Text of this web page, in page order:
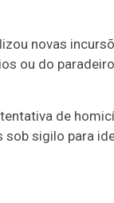
novas
ou do
de
sigilo para